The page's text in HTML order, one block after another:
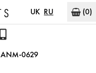
UK RU (0)
ANM-0629